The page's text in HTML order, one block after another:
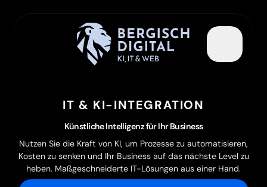
Toggle
IT & KI-INTEGRATION
Künstliche Intelligenz für Ihr Business
Nutzen Sie die Kraft von KI, um Prozesse zu automatisieren,
Kosten zu senken und Ihr Business auf das nächste Level zu
heben. Maßgeschneiderte IT-Lösungen aus einer Hand.